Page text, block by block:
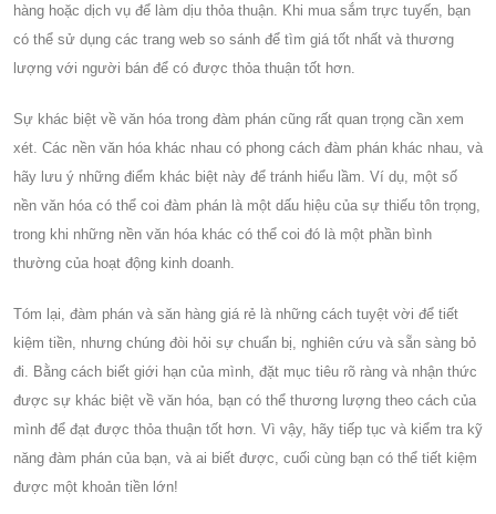
hàng hoặc dịch vụ để làm dịu thỏa thuận. Khi mua sắm trực tuyến, bạn
có thể sử dụng các trang web so sánh để tìm giá tốt nhất và thương
lượng với người bán để có được thỏa thuận tốt hơn.
Sự khác biệt về văn hóa trong đàm phán cũng rất quan trọng cần xem
xét. Các nền văn hóa khác nhau có phong cách đàm phán khác nhau, và
hãy lưu ý những điểm khác biệt này để tránh hiểu lầm. Ví dụ, một số
nền văn hóa có thể coi đàm phán là một dấu hiệu của sự thiếu tôn trọng,
trong khi những nền văn hóa khác có thể coi đó là một phần bình
thường của hoạt động kinh doanh.
Tóm lại, đàm phán và săn hàng giá rẻ là những cách tuyệt vời để tiết
kiệm tiền, nhưng chúng đòi hỏi sự chuẩn bị, nghiên cứu và sẵn sàng bỏ
đi. Bằng cách biết giới hạn của mình, đặt mục tiêu rõ ràng và nhận thức
được sự khác biệt về văn hóa, bạn có thể thương lượng theo cách của
mình để đạt được thỏa thuận tốt hơn. Vì vậy, hãy tiếp tục và kiểm tra kỹ
năng đàm phán của bạn, và ai biết được, cuối cùng bạn có thể tiết kiệm
được một khoản tiền lớn!